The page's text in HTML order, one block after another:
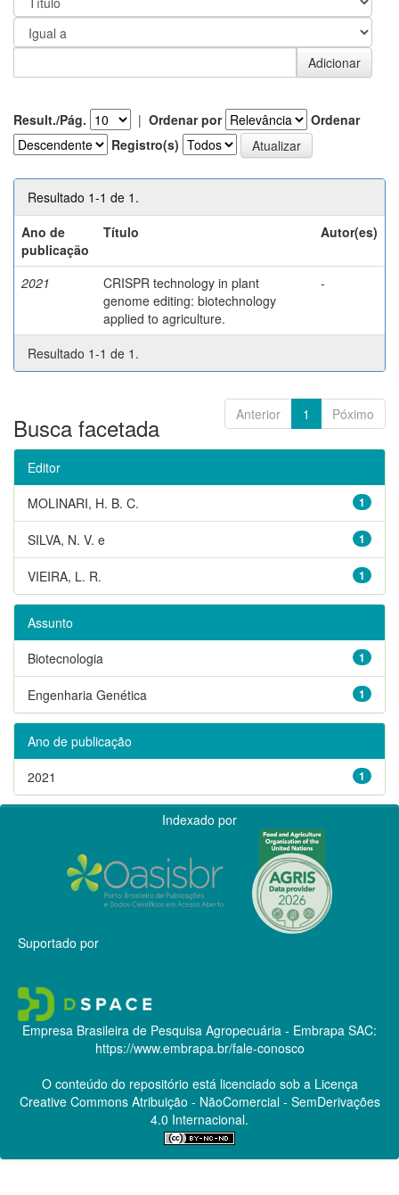
Result./Pág. | Ordenar por
Ordenar
Registro(s)
Resultado 1-1 de 1.
Ano de
publicação
Título Autor(es)
2021
CRISPR technology in plant
genome editing: biotechnology
applied to agriculture.
-
Resultado 1-1 de 1.
Anterior 1 Póximo
Busca facetada
Editor
1
MOLINARI, H. B. C.
1
SILVA, N. V. e
1
VIEIRA, L. R.
Assunto
1
Biotecnologia
1
Engenharia Genética
Ano de publicação
1
2021
Indexado por
Suportado por
Empresa Brasileira de Pesquisa Agropecuária - Embrapa SAC:
https://www.embrapa.br/fale-conosco
O conteúdo do repositório está licenciado sob a Licença
Creative CommonsAtribuição - NãoComercial - SemDerivações
4.0 Internacional.